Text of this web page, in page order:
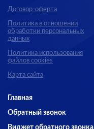
Договор-оферта
Политика в отношении
обработки персональных
данных
Политика использования
файлов cookies
Карта сайта
Главная
Обратный звонок
Виджет обратного звонка